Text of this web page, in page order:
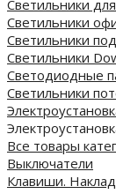
Светильники
Светильники
Светильники
Светильники
Светодиодные
Cветильники
Все товары
Выключатели
Клавиши.